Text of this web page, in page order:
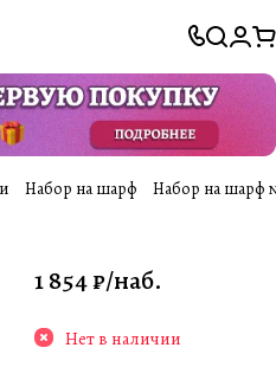
Набор на шарф Набор на шарф
1 854 ₽/наб.
Нет в наличии